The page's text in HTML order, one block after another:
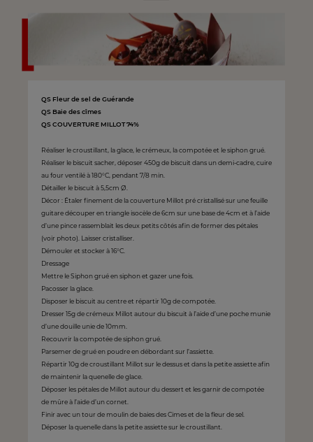
QS Fleur de sel de Guérande
QS Baie des cîmes
QS COUVERTURE MILLOT 74%
Réaliser le croustillant, la glace, le crémeux, la compotée et le siphon grué.
Réaliser le biscuit sacher, déposer 450g de biscuit dans un demi-cadre, cuire
au four ventilé à 180°C, pendant 7/8 min.
Détailler le biscuit à 5,5cm Ø.
Décor : Étaler finement de la couverture Millot pré cristallisé sur une feuille
guitare découper en triangle isocèle de 6cm sur une base de 4cm et à l’aide
d’une pince rassemblait les deux petits côtés afin de former des pétales
(voir photo). Laisser cristalliser.
Démouler et stocker à 16°C.
Dressage
Mettre le Siphon grué en siphon et gazer une fois.
Pacosser la glace.
Disposer le biscuit au centre et répartir 10g de compotée.
Dresser 15g de crémeux Millot autour du biscuit à l’aide d’une poche munie
d’une douille unie de 10mm.
Recouvrir la compotée de siphon grué.
Parsemer de grué en poudre en débordant sur l’assiette.
Répartir 10g de croustillant Millot sur le dessus et dans la petite assiette afin
de maintenir la quenelle de glace.
Déposer les pétales de Millot autour du dessert et les garnir de compotée
de mûre à l’aide d’un cornet.
Finir avec un tour de moulin de baies des Cimes et de la fleur de sel.
Déposer la quenelle dans la petite assiette sur le croustillant.